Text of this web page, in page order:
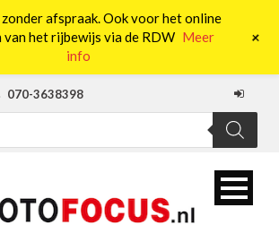
070-3638398
afspraak. Ook voor het online
van het rijbewijs via de RDW Meer
info
+